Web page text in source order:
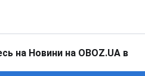
на Новини на OBOZ.UA в